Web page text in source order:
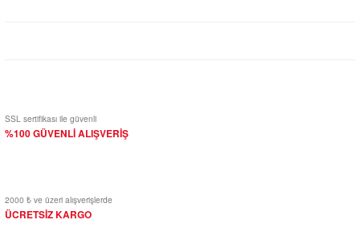
SSL sertifikası ile güvenli
%100 GÜVENLİ ALIŞVERİŞ
2000 ₺ ve üzeri alışverişlerde
ÜCRETSİZ KARGO